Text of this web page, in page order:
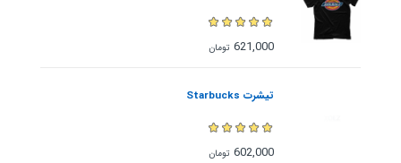
621,000 تومان
تیشرت Starbucks
602,000 تومان